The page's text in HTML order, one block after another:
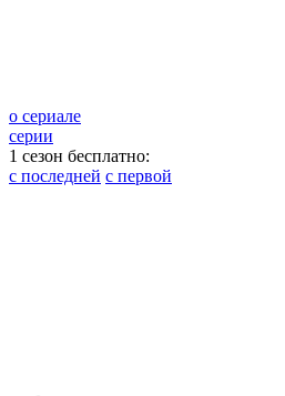
о сериале
серии
1 сезон бесплатно:
с последней с первой